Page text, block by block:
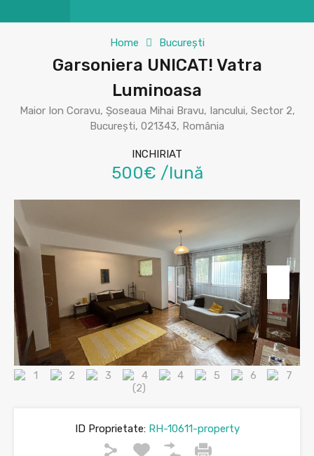
Home București
Garsoniera UNICAT! Vatra
Luminoasa
Maior Ion Coravu, Șoseaua Mihai Bravu, Iancului, Sector 2,
București, 021343, România
INCHIRIAT
500€ /lună
ID Proprietate:RH-10611-property